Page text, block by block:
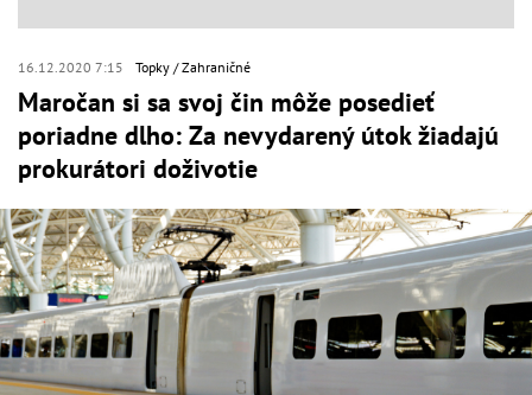
16.12.2020 7:15 Topky Zahraničné
Maročan si sa svoj čin môže posedieť
poriadne dlho: Za nevydarený útok žiadajú
prokurátori doživotie